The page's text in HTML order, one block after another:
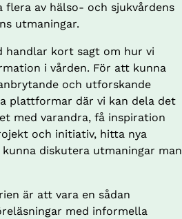
av hälso- och sjukvårdens
utmaningar.
handlar kort sagt om hur vi
i vården. För att kunna
och utforskande
plattformar där vi kan dela det
med varandra, få inspiration
och initiativ, hitta nya
diskutera utmaningar man
är att vara en sådan
med informella